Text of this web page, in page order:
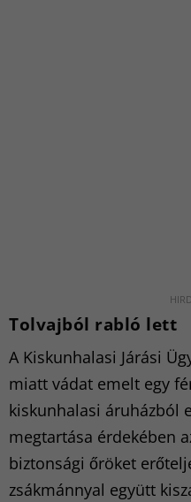
Tolvajból rabló lett
A Kiskunhalasi Járási
miatt vádat emelt egy
kiskunhalasi áruházból
megtartása érdekében
biztonsági őröket
zsákmánnyal együtt